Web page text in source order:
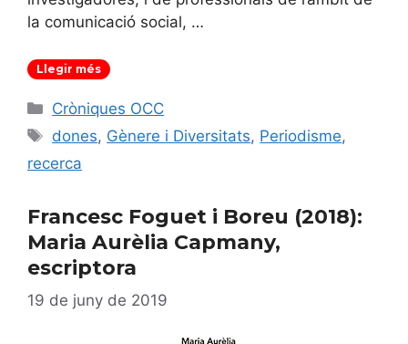
la comunicació social, …
Llegir més
Categories
Cròniques OCC
Etiquetes
dones, Gènere i Diversitats, Periodisme,
recerca
Francesc Foguet i Boreu (2018):
Maria Aurèlia Capmany,
escriptora
19 de juny de 2019